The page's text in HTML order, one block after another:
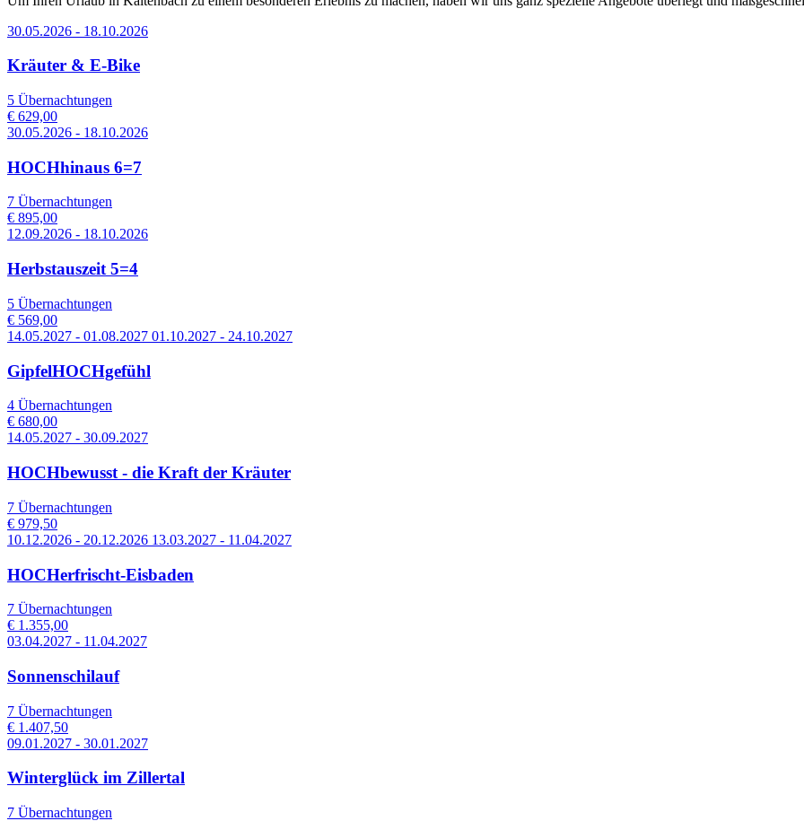
30.05.2026 - 18.10.2026
Kräuter & E-Bike
5 Übernachtungen
€ 629,00
30.05.2026 - 18.10.2026
HOCHhinaus 6=7
7 Übernachtungen
€ 895,00
12.09.2026 - 18.10.2026
Herbstauszeit 5=4
5 Übernachtungen
€ 569,00
14.05.2027 - 01.08.2027 01.10.2027 - 24.10.2027
GipfelHOCHgefühl
4 Übernachtungen
€ 680,00
14.05.2027 - 30.09.2027
HOCHbewusst - die Kraft der Kräuter
7 Übernachtungen
€ 979,50
10.12.2026 - 20.12.2026 13.03.2027 - 11.04.2027
HOCHerfrischt-Eisbaden
7 Übernachtungen
€ 1.355,00
03.04.2027 - 11.04.2027
Sonnenschilauf
7 Übernachtungen
€ 1.407,50
09.01.2027 - 30.01.2027
Winterglück im Zillertal
7 Übernachtungen